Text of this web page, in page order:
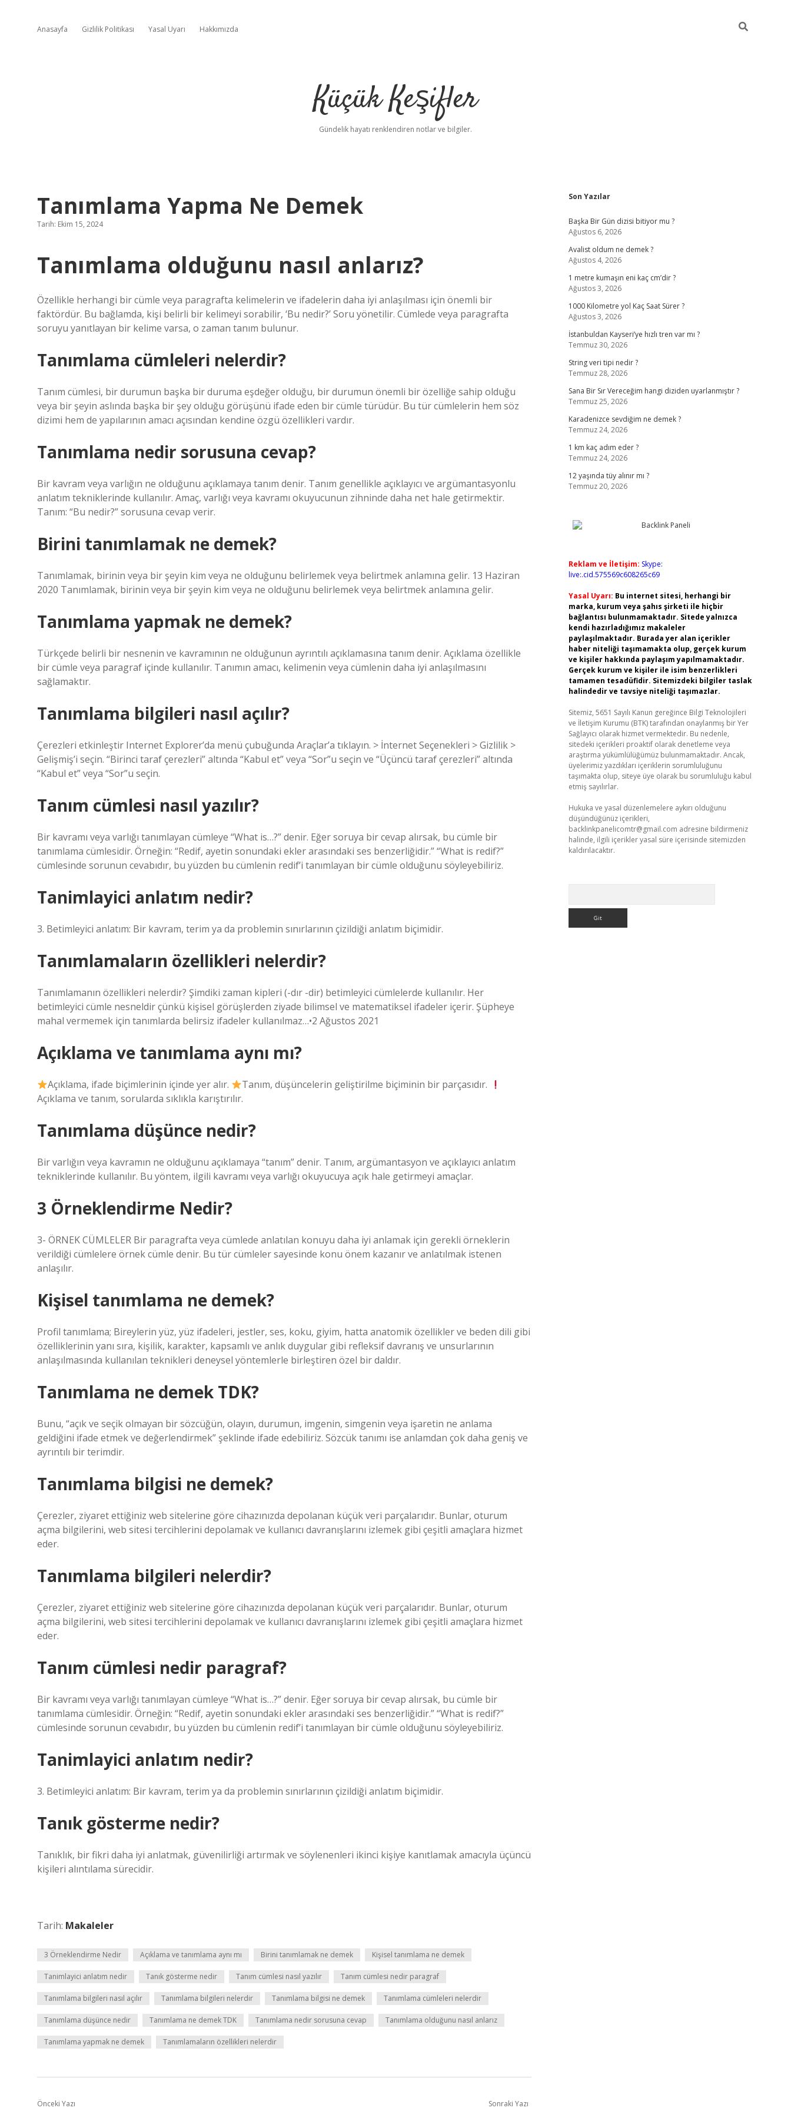
Anasayfa Gizlilik Politikası Yasal Uyarı Hakkımızda
Küçük Keşifler
Gündelik hayatı renklendiren notlar ve bilgiler.
Tanımlama Yapma Ne Demek
Tarih: Ekim 15, 2024
Tanımlama olduğunu nasıl anlarız?
Özellikle herhangi bir cümle veya paragrafta kelimelerin ve ifadelerin daha iyi anlaşılması için önemli bir
faktördür. Bu bağlamda, kişi belirli bir kelimeyi sorabilir, ‘Bu nedir?’ Soru yönetilir. Cümlede veya paragrafta
soruyu yanıtlayan bir kelime varsa, o zaman tanım bulunur.
Tanımlama cümleleri nelerdir?
Tanım cümlesi, bir durumun başka bir duruma eşdeğer olduğu, bir durumun önemli bir özelliğe sahip olduğu
veya bir şeyin aslında başka bir şey olduğu görüşünü ifade eden bir cümle türüdür. Bu tür cümlelerin hem söz
dizimi hem de yapılarının amacı açısından kendine özgü özellikleri vardır.
Tanımlama nedir sorusuna cevap?
Bir kavram veya varlığın ne olduğunu açıklamaya tanım denir. Tanım genellikle açıklayıcı ve argümantasyonlu
anlatım tekniklerinde kullanılır. Amaç, varlığı veya kavramı okuyucunun zihninde daha net hale getirmektir.
Tanım: “Bu nedir?” sorusuna cevap verir.
Birini tanımlamak ne demek?
Tanımlamak, birinin veya bir şeyin kim veya ne olduğunu belirlemek veya belirtmek anlamına gelir. 13 Haziran
2020 Tanımlamak, birinin veya bir şeyin kim veya ne olduğunu belirlemek veya belirtmek anlamına gelir.
Tanımlama yapmak ne demek?
Türkçede belirli bir nesnenin ve kavramının ne olduğunun ayrıntılı açıklamasına tanım denir. Açıklama özellikle
bir cümle veya paragraf içinde kullanılır. Tanımın amacı, kelimenin veya cümlenin daha iyi anlaşılmasını
sağlamaktır.
Tanımlama bilgileri nasıl açılır?
Çerezleri etkinleştir Internet Explorer’da menü çubuğunda Araçlar’a tıklayın. > İnternet Seçenekleri > Gizlilik >
Gelişmiş’i seçin. “Birinci taraf çerezleri” altında “Kabul et” veya “Sor”u seçin ve “Üçüncü taraf çerezleri” altında
“Kabul et” veya “Sor”u seçin.
Tanım cümlesi nasıl yazılır?
Bir kavramı veya varlığı tanımlayan cümleye “What is…?” denir. Eğer soruya bir cevap alırsak, bu cümle bir
tanımlama cümlesidir. Örneğin: “Redif, ayetin sonundaki ekler arasındaki ses benzerliğidir.” “What is redif?”
cümlesinde sorunun cevabıdır, bu yüzden bu cümlenin redif’i tanımlayan bir cümle olduğunu söyleyebiliriz.
Tanimlayici anlatım nedir?
3. Betimleyici anlatım: Bir kavram, terim ya da problemin sınırlarının çizildiği anlatım biçimidir.
Tanımlamaların özellikleri nelerdir?
Tanımlamanın özellikleri nelerdir? Şimdiki zaman kipleri (-dır -dir) betimleyici cümlelerde kullanılır. Her
betimleyici cümle nesneldir çünkü kişisel görüşlerden ziyade bilimsel ve matematiksel ifadeler içerir. Şüpheye
mahal vermemek için tanımlarda belirsiz ifadeler kullanılmaz…•2 Ağustos 2021
Açıklama ve tanımlama aynı mı?
Açıklama, ifade biçimlerinin içinde yer alır.
Tanım, düşüncelerin geliştirilme biçiminin bir parçasıdır.
Açıklama ve tanım, sorularda sıklıkla karıştırılır.
Tanımlama düşünce nedir?
Bir varlığın veya kavramın ne olduğunu açıklamaya “tanım” denir. Tanım, argümantasyon ve açıklayıcı anlatım
tekniklerinde kullanılır. Bu yöntem, ilgili kavramı veya varlığı okuyucuya açık hale getirmeyi amaçlar.
3 Örneklendirme Nedir?
3- ÖRNEK CÜMLELER Bir paragrafta veya cümlede anlatılan konuyu daha iyi anlamak için gerekli örneklerin
verildiği cümlelere örnek cümle denir. Bu tür cümleler sayesinde konu önem kazanır ve anlatılmak istenen
anlaşılır.
Kişisel tanımlama ne demek?
Profil tanımlama; Bireylerin yüz, yüz ifadeleri, jestler, ses, koku, giyim, hatta anatomik özellikler ve beden dili gibi
özelliklerinin yanı sıra, kişilik, karakter, kapsamlı ve anlık duygular gibi refleksif davranış ve unsurlarının
anlaşılmasında kullanılan teknikleri deneysel yöntemlerle birleştiren özel bir daldır.
Tanımlama ne demek TDK?
Bunu, “açık ve seçik olmayan bir sözcüğün, olayın, durumun, imgenin, simgenin veya işaretin ne anlama
geldiğini ifade etmek ve değerlendirmek” şeklinde ifade edebiliriz. Sözcük tanımı ise anlamdan çok daha geniş ve
ayrıntılı bir terimdir.
Tanımlama bilgisi ne demek?
Çerezler, ziyaret ettiğiniz web sitelerine göre cihazınızda depolanan küçük veri parçalarıdır. Bunlar, oturum
açma bilgilerini, web sitesi tercihlerini depolamak ve kullanıcı davranışlarını izlemek gibi çeşitli amaçlara hizmet
eder.
Tanımlama bilgileri nelerdir?
Çerezler, ziyaret ettiğiniz web sitelerine göre cihazınızda depolanan küçük veri parçalarıdır. Bunlar, oturum
açma bilgilerini, web sitesi tercihlerini depolamak ve kullanıcı davranışlarını izlemek gibi çeşitli amaçlara hizmet
eder.
Tanım cümlesi nedir paragraf?
Bir kavramı veya varlığı tanımlayan cümleye “What is…?” denir. Eğer soruya bir cevap alırsak, bu cümle bir
tanımlama cümlesidir. Örneğin: “Redif, ayetin sonundaki ekler arasındaki ses benzerliğidir.” “What is redif?”
cümlesinde sorunun cevabıdır, bu yüzden bu cümlenin redif’i tanımlayan bir cümle olduğunu söyleyebiliriz.
Tanimlayici anlatım nedir?
3. Betimleyici anlatım: Bir kavram, terim ya da problemin sınırlarının çizildiği anlatım biçimidir.
Tanık gösterme nedir?
Tanıklık, bir fikri daha iyi anlatmak, güvenilirliği artırmak ve söylenenleri ikinci kişiye kanıtlamak amacıyla üçüncü
kişileri alıntılama sürecidir.
Tarih: Makaleler
3 Örneklendirme Nedir Açıklama ve tanımlama aynı mı Birini tanımlamak ne demek Kişisel tanımlama ne demek
Tanimlayici anlatım nedir Tanık gösterme nedir Tanım cümlesi nasıl yazılır Tanım cümlesi nedir paragraf
Tanımlama bilgileri nasıl açılır Tanımlama bilgileri nelerdir Tanımlama bilgisi ne demek Tanımlama cümleleri nelerdir
Tanımlama düşünce nedir Tanımlama ne demek TDK Tanımlama nedir sorusuna cevap Tanımlama olduğunu nasıl anlarız
Tanımlama yapmak ne demek Tanımlamaların özellikleri nelerdir
Önceki Yazı Sonraki Yazı
Sidebar
Son Yazılar
Başka Bir Gün dizisi bitiyor mu ?
Ağustos 6, 2026
Avalist oldum ne demek ?
Ağustos 4, 2026
1 metre kumaşın eni kaç cm’dir ?
Ağustos 3, 2026
1000 Kilometre yol Kaç Saat Sürer ?
Ağustos 3, 2026
İstanbuldan Kayseri’ye hızlı tren var mı ?
Temmuz 30, 2026
String veri tipi nedir ?
Temmuz 28, 2026
Sana Bir Sır Vereceğim hangi diziden uyarlanmıştır ?
Temmuz 25, 2026
Karadenizce sevdiğim ne demek ?
Temmuz 24, 2026
1 km kaç adım eder ?
Temmuz 24, 2026
12 yaşında tüy alınır mı ?
Temmuz 20, 2026
Reklam ve İletişim: Skype:
live:.cid.575569c608265c69
Yasal Uyarı: Bu internet sitesi, herhangi bir
marka, kurum veya şahıs şirketi ile hiçbir
bağlantısı bulunmamaktadır. Sitede yalnızca
kendi hazırladığımız makaleler
paylaşılmaktadır. Burada yer alan içerikler
haber niteliği taşımamakta olup, gerçek kurum
ve kişiler hakkında paylaşım yapılmamaktadır.
Gerçek kurum ve kişiler ile isim benzerlikleri
tamamen tesadüfidir. Sitemizdeki bilgiler taslak
halindedir ve tavsiye niteliği taşımazlar.
Sitemiz, 5651 Sayılı Kanun gereğince Bilgi Teknolojileri
ve İletişim Kurumu (BTK) tarafından onaylanmış bir Yer
Sağlayıcı olarak hizmet vermektedir. Bu nedenle,
sitedeki içerikleri proaktif olarak denetleme veya
araştırma yükümlülüğümüz bulunmamaktadır. Ancak,
üyelerimiz yazdıkları içeriklerin sorumluluğunu
taşımakta olup, siteye üye olarak bu sorumluluğu kabul
etmiş sayılırlar.
Hukuka ve yasal düzenlemelere aykırı olduğunu
düşündüğünüz içerikleri,
backlinkpanelicomtr@gmail.com adresine bildirmeniz
halinde, ilgili içerikler yasal süre içerisinde sitemizden
kaldırılacaktır.